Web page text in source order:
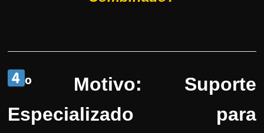
º Motivo: Suporte
Especializado para